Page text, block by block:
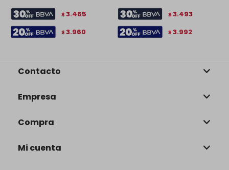
$ 3.465
$ 3.960
$ 3.493
$ 3.992
Contacto
Empresa
Compra
Mi cuenta